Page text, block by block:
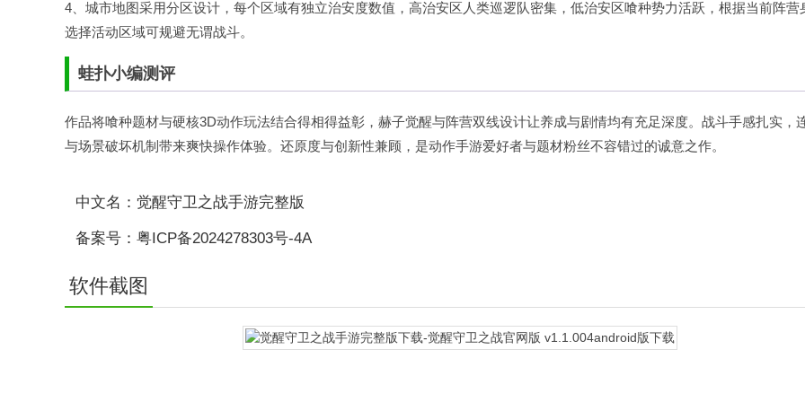
4、城市地图采用分区设计，每个区域有独立治安度数值，高治安区人类巡逻队密集，低治安区喰种势力活跃，根据当前阵营
选择活动区域可规避无谓战斗。
蛙扑小编测评
作品将喰种题材与硬核3D动作玩法结合得相得益彰，赫子觉醒与阵营双线设计让养成与剧情均有充足深度。战斗手感扎实，
与场景破坏机制带来爽快操作体验。还原度与创新性兼顾，是动作手游爱好者与题材粉丝不容错过的诚意之作。
中文名：觉醒守卫之战手游完整版
备案号：粤ICP备2024278303号-4A
软件截图